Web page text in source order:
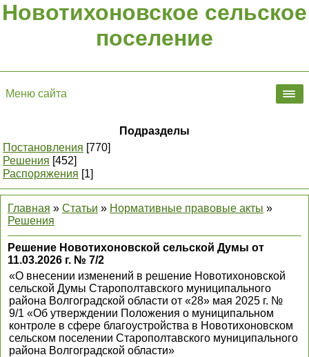
Новотихоновское сельское
поселение
Меню сайта
Подразделы
Постановления [770]
Решения [452]
Распоряжения [1]
Главная » Статьи » Нормативные правовые акты »
Решения
Решение Новотихоновской сельской Думы от
11.03.2026 г. № 7/2
«О внесении изменений в решение Новотихоновской
сельской Думы Старополтавского муниципального
района Волгоградской области от «28» мая 2025 г. №
9/1 «Об утверждении Положения о муниципальном
контроле в сфере благоустройства в Новотихоновском
сельском поселении Старополтавского муниципального
района Волгоградской области»